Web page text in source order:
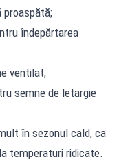
proaspătă;
îndepărtarea
ventilat;
semne de letargie
în sezonul cald, ca
temperaturi ridicate.